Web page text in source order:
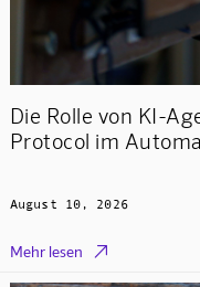
Die Rolle von KI-
Protocol im
August 10, 2026
Mehr lesen 